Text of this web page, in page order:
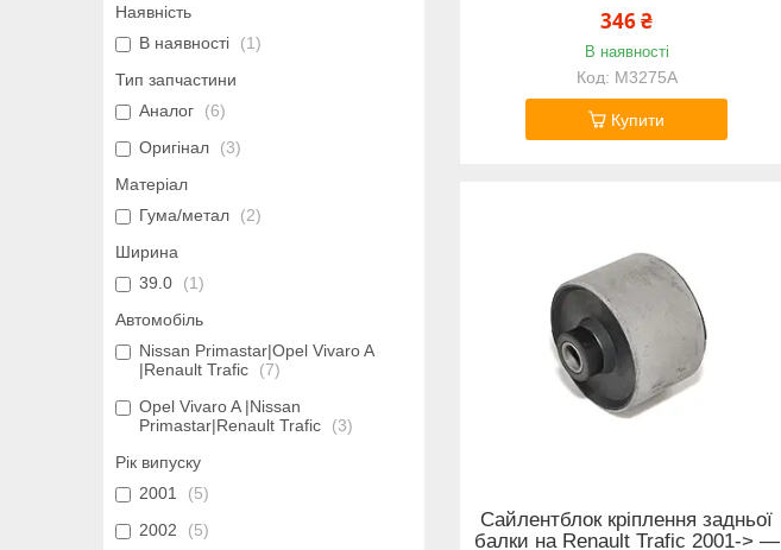
346 ₴
В наявності
M3275A
Купити
Сайлентблок кріплення задньої
балки на Renault Trafic 2001-> —
Наявність
В наявності
1
Тип запчастини
Аналог
6
Оригінал
3
Матеріал
Гума/метал
2
Ширина
39.0
1
Автомобіль
Nissan Primastar|Opel Vivaro A
|Renault Trafic
7
Opel Vivaro A |Nissan
Primastar|Renault Trafic
3
Рік випуску
2001
5
2002
5